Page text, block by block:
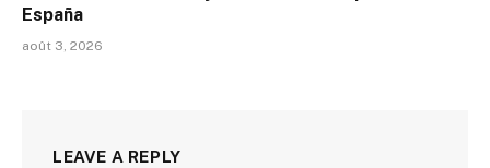
España
août 3, 2026
LEAVE A REPLY